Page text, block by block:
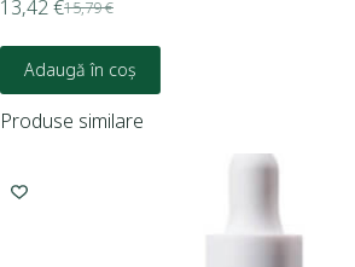
15,79€
13,42€
Adaugă în coș
Produse similare